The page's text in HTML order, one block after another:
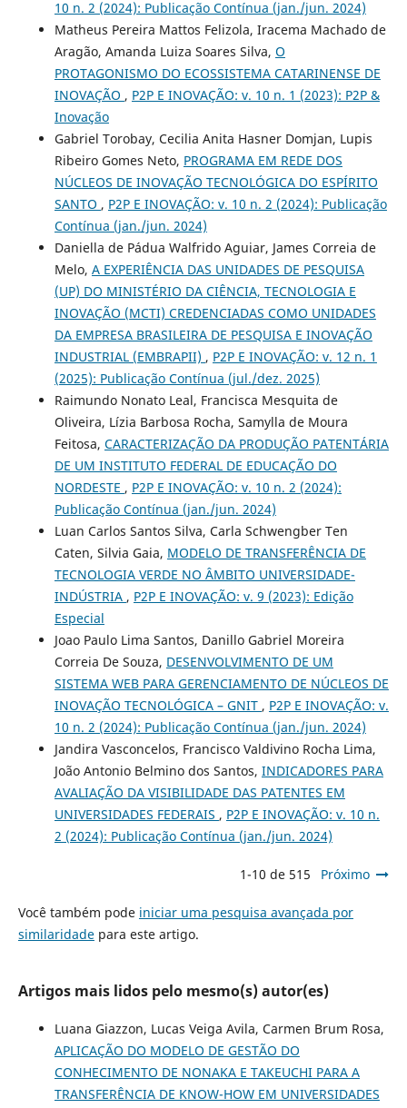
10 n. 2 (2024): Publicação Contínua (jan./jun. 2024)
Matheus Pereira Mattos Felizola, Iracema Machado de
Aragão, Amanda Luiza Soares Silva, O
PROTAGONISMO DO ECOSSISTEMA CATARINENSE DE
INOVAÇÃO , P2P E INOVAÇÃO: v. 10 n. 1 (2023): P2P &
Inovação
Gabriel Torobay, Cecilia Anita Hasner Domjan, Lupis
Ribeiro Gomes Neto, PROGRAMA EM REDE DOS
NÚCLEOS DE INOVAÇÃO TECNOLÓGICA DO ESPÍRITO
SANTO , P2P E INOVAÇÃO: v. 10 n. 2 (2024): Publicação
Contínua (jan./jun. 2024)
Daniella de Pádua Walfrido Aguiar, James Correia de
Melo, A EXPERIÊNCIA DAS UNIDADES DE PESQUISA
(UP) DO MINISTÉRIO DA CIÊNCIA, TECNOLOGIA E
INOVAÇÃO (MCTI) CREDENCIADAS COMO UNIDADES
DA EMPRESA BRASILEIRA DE PESQUISA E INOVAÇÃO
INDUSTRIAL (EMBRAPII) , P2P E INOVAÇÃO: v. 12 n. 1
(2025): Publicação Contínua (jul./dez. 2025)
Raimundo Nonato Leal, Francisca Mesquita de
Oliveira, Lízia Barbosa Rocha, Samylla de Moura
Feitosa, CARACTERIZAÇÃO DA PRODUÇÃO PATENTÁRIA
DE UM INSTITUTO FEDERAL DE EDUCAÇÃO DO
NORDESTE , P2P E INOVAÇÃO: v. 10 n. 2 (2024):
Publicação Contínua (jan./jun. 2024)
Luan Carlos Santos Silva, Carla Schwengber Ten
Caten, Silvia Gaia, MODELO DE TRANSFERÊNCIA DE
TECNOLOGIA VERDE NO ÂMBITO UNIVERSIDADE-
INDÚSTRIA , P2P E INOVAÇÃO: v. 9 (2023): Edição
Especial
Joao Paulo Lima Santos, Danillo Gabriel Moreira
Correia De Souza, DESENVOLVIMENTO DE UM
SISTEMA WEB PARA GERENCIAMENTO DE NÚCLEOS DE
INOVAÇÃO TECNOLÓGICA – GNIT , P2P E INOVAÇÃO: v.
10 n. 2 (2024): Publicação Contínua (jan./jun. 2024)
Jandira Vasconcelos, Francisco Valdivino Rocha Lima,
João Antonio Belmino dos Santos, INDICADORES PARA
AVALIAÇÃO DA VISIBILIDADE DAS PATENTES EM
UNIVERSIDADES FEDERAIS , P2P E INOVAÇÃO: v. 10 n.
2 (2024): Publicação Contínua (jan./jun. 2024)
1-10 de 515 Próximo
Você também pode iniciar uma pesquisa avançada por
similaridadepara este artigo.
Artigos mais lidos pelo mesmo(s) autor(es)
Luana Giazzon, Lucas Veiga Avila, Carmen Brum Rosa,
APLICAÇÃO DO MODELO DE GESTÃO DO
CONHECIMENTO DE NONAKA E TAKEUCHI PARA A
TRANSFERÊNCIA DE KNOW-HOW EM UNIVERSIDADES